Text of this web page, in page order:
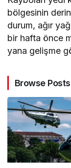
bölgesinin
durum, ağır
bir hafta önce
yana gelişme
Browse Posts